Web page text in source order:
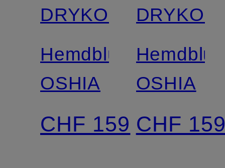
DRYKORN
Hemdbluse
OSHIA
CHF 159
OSHIA
CHF